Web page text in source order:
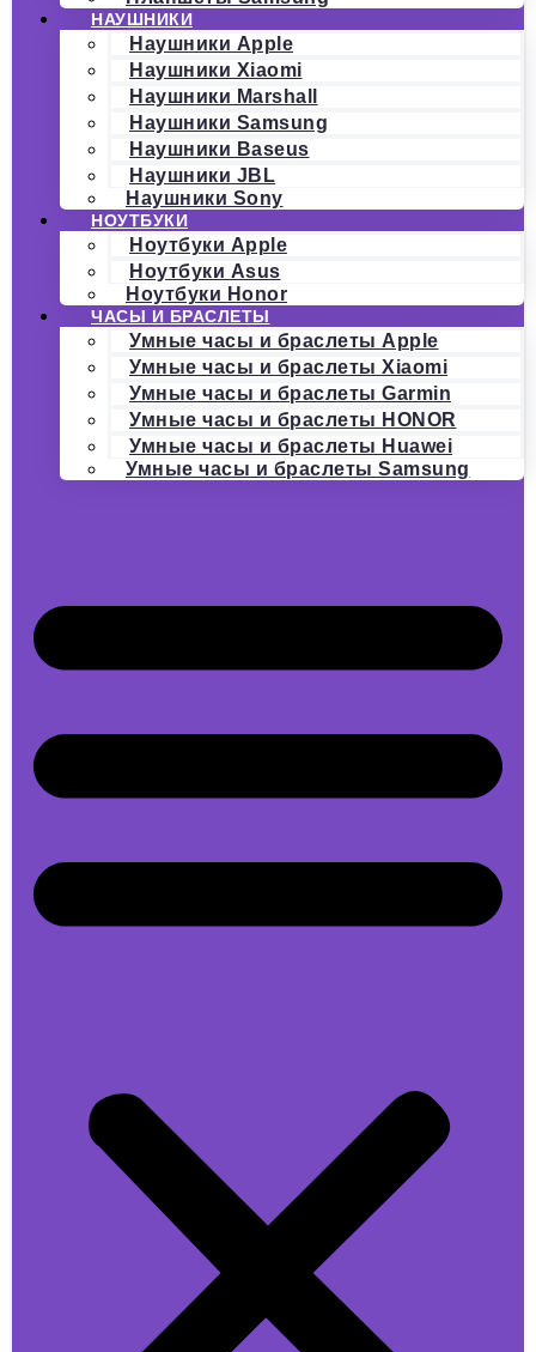
НАУШНИКИ
Наушники Apple
Наушники Xiaomi
Наушники Marshall
Наушники Samsung
Наушники Baseus
Наушники JBL
Наушники Sony
НОУТБУКИ
Ноутбуки Apple
Ноутбуки Asus
Ноутбуки Honor
ЧАСЫ И БРАСЛЕТЫ
Умные часы и браслеты Apple
Умные часы и браслеты Xiaomi
Умные часы и браслеты Garmin
Умные часы и браслеты HONOR
Умные часы и браслеты Huawei
Умные часы и браслеты Samsung